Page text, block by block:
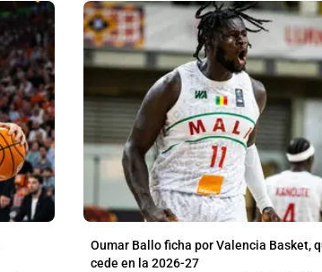
Oumar Ballo ficha por Valencia Basket,
cede en la 2026-27